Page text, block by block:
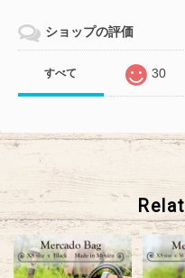
ショップの評価
すべて 30